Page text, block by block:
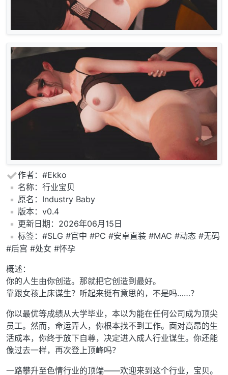
作者：#Ekko
️名称：行业宝贝
️原名：Industry Baby
️版本：v0.4
️更新日期：2026年06月15日
️标签：#SLG #官中 #PC #安卓直装 #MAC #动态 #无码
#后宫 #处女 #怀孕
概述：
你的人生由你创造。那就把它创造到最好。
靠跟女孩上床谋生？听起来挺有意思的，不是吗……？
你以最优等成绩从大学毕业，本以为能在任何公司成为顶尖
员工。然而，命运弄人，你根本找不到工作。面对高昂的生
活成本，你终于放下自尊，决定进入成人行业谋生。你还能
像过去一样，再次登上顶峰吗？
一路攀升至色情行业的顶端——欢迎来到这个行业，宝贝。